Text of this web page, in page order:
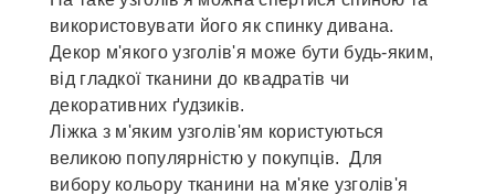
використовувати його як спинку дивана.
Декор м'якого узголів'я може бути будь-яким,
від гладкої тканини до квадратів чи
декоративних ґудзиків.
Ліжка з м'яким узголів'ям користуються
великою популярністю у покупців. Для
вибору кольору тканини на м'яке узголів'я